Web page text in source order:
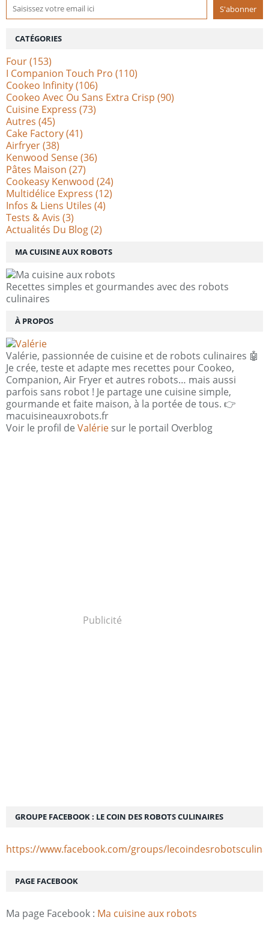
MA CUISINE AUX ROBOTS
Recettes simples et gourmandes avec des robots
culinaires
À PROPOS
Valérie, passionnée de cuisine et de robots culinaires 🤖
Je crée, teste et adapte mes recettes pour Cookeo,
Companion, Air Fryer et autres robots… mais aussi
parfois sans robot ! Je partage une cuisine simple,
gourmande et faite maison, à la portée de tous. 👉
macuisineauxrobots.fr
Voir le profil de Valérie sur le portail Overblog
Publicité
CATÉGORIES
Four(153)
I Companion Touch Pro (110)
Cookeo Infinity(106)
Cookeo Avec Ou Sans Extra Crisp (90)
Cuisine Express (73)
Autres (45)
Cake Factory(41)
Airfryer(38)
Kenwood Sense(36)
Pâtes Maison (27)
Cookeasy Kenwood (24)
Multidélice Express (12)
Infos & Liens Utiles (4)
Tests & Avis (3)
Actualités Du Blog(2)
PAGE FACEBOOK
Ma page Facebook : Ma cuisine aux robots
GROUPE FACEBOOK : LE COIN DES ROBOTS CULINAIRES
https://www.facebook.com/groups/